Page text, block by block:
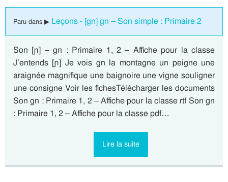
Paru dans ▶ Leçons - [gn] gn – Son simple : Primaire 2
Son [ɲ] – gn : Primaire 1, 2 – Affiche pour la classe
J’entends [ɲ] Je vois gn la montagne un peigne une
araignée magnifique une baignoire une vigne souligner
une consigne Voir les fichesTélécharger les documents
Son gn : Primaire 1, 2 – Affiche pour la classe rtf Son gn
: Primaire 1, 2 – Affiche pour la classe pdf…
Lire la suite